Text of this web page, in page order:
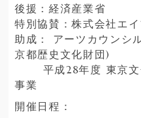
後援：経済産業省
特別協賛：株式会社エ
助成： アーツカウンシ
京都歴史文化財団)
平成28年度 東京
事業
開催日程：